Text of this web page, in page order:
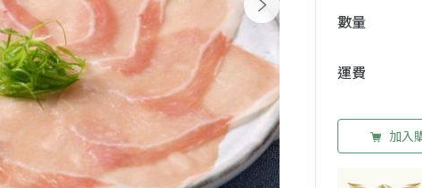
數量
運費
加入